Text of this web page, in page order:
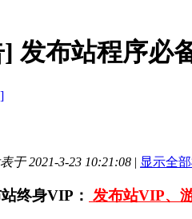
发布站程序必
于 2021-3-23 10:21:08 | 显示全
终身VIP： 发布站VIP、